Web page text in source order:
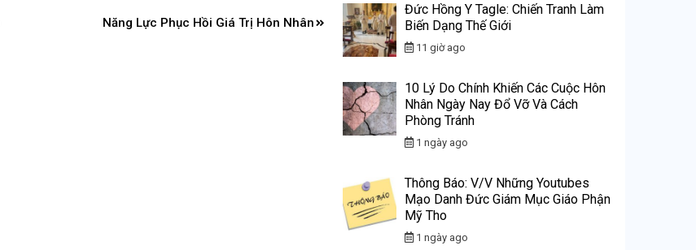
Năng Lực Phục Hồi Giá Trị Hôn Nhân
Đức Hồng Y Tagle: Chiến Tranh Làm
Biến Dạng Thế Giới
11 giờ ago
10 Lý Do Chính Khiến Các Cuộc Hôn
Nhân Ngày Nay Đổ Vỡ Và Cách
Phòng Tránh
1 ngày ago
Thông Báo: V/v Những Youtubes
Mạo Danh Đức Giám Mục Giáo Phận
Mỹ Tho
1 ngày ago